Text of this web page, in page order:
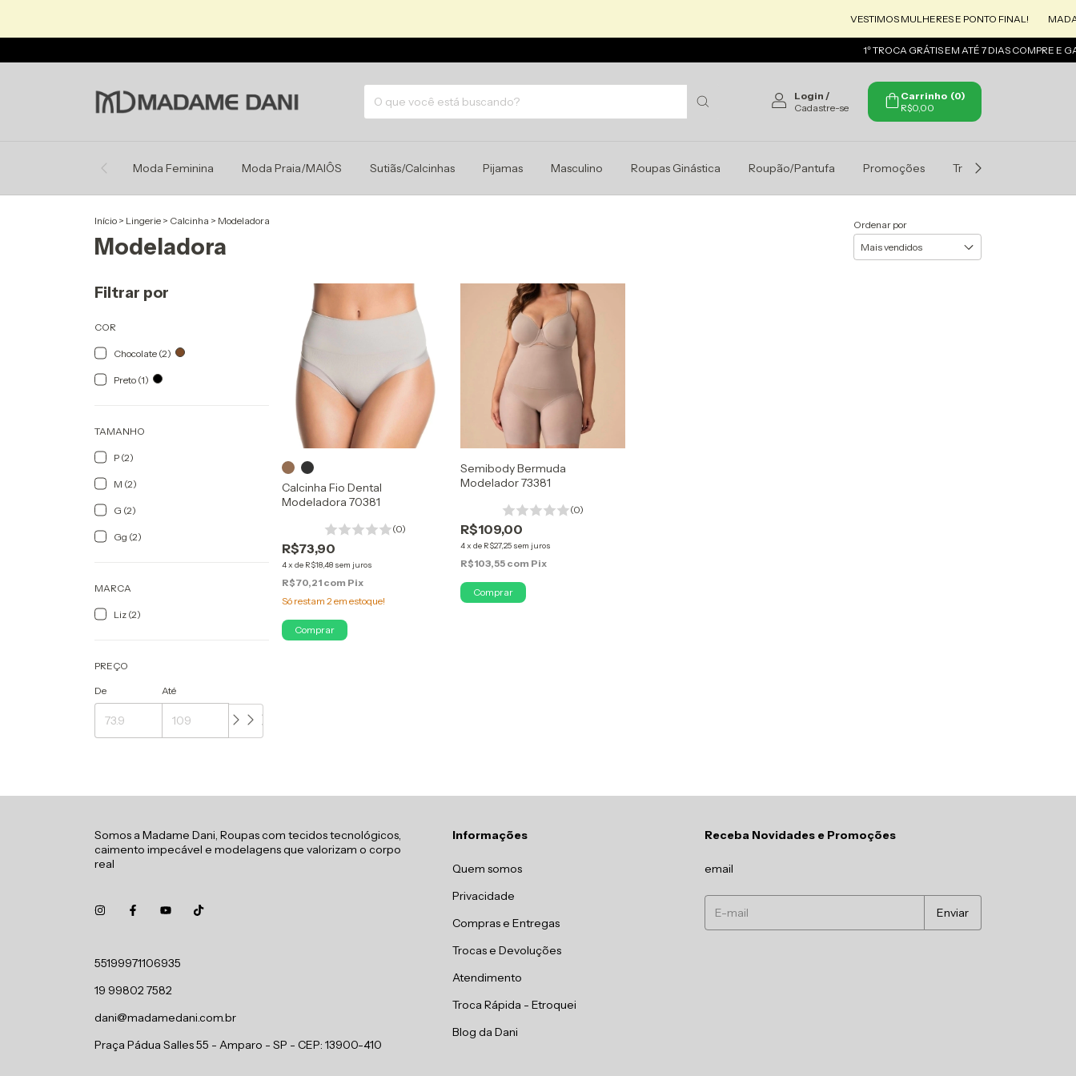
VESTIMOS MULHERES E PONTO FINAL!
1º TROCA GRÁTIS EM ATÉ 7 DIAS COMPRE E
Login /
Cadastre-se
Carrinho (0)
R$0,00
Moda Feminina Moda Praia/MAIÔS Sutiãs/Calcinhas Pijamas Masculino Roupas Ginástica Roupão/Pantufa Promoções Trocas e Devoluçoes
Início > Lingerie > Calcinha > Modeladora
Modeladora
Ordenar por
Filtrar por
COR
Chocolate (2)
Preto (1)
TAMANHO
P (2)
M (2)
G (2)
Gg (2)
MARCA
Liz (2)
PREÇO
De Até
Calcinha Fio Dental
Modeladora 70381
(0)
R$73,90
4xde R$18,48 sem juros
R$70,21 com Pix
Só restam2em estoque!
Comprar
Semibody Bermuda
Modelador 73381
(0)
R$109,00
4x de R$27,25 sem juros
R$103,55 com Pix
Comprar
Somos a Madame Dani, Roupas com tecidos tecnológicos,
caimento impecável e modelagens que valorizam o corpo
real
55199971106935
19 99802 7582
dani@madamedani.com.br
Praça Pádua Salles 55 - Amparo - SP - CEP: 13900-410
Informações
Quem somos
Privacidade
Compras e Entregas
Trocas e Devoluções
Atendimento
Troca Rápida - Etroquei
Blog da Dani
Receba Novidades e Promoções
email